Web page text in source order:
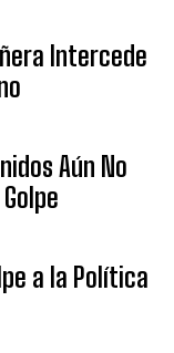
Intercede
Aún No
a la Política